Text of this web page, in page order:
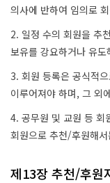
의사에 반하여 임의로
2. 일정 수의 회원을 추
보유를 강요하거나 유
3. 회원 등록은 공식적
이루어져야 하며, 그 외
4. 공무원 및 교원 등 회
회원으로 추천/후원해
제13장 추천/후원